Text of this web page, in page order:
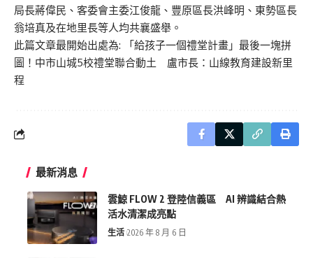
局長蔣偉民、客委會主委江俊龍、豐原區長洪峰明、東勢區長
翁培真及在地里長等人均共襄盛舉。
此篇文章最開始出處為:
「給孩子一個禮堂計畫」最後一塊拼
圖！中市山城5校禮堂聯合動土 盧市長：山線教育建設新里
程
最新消息
雲鯨 FLOW 2 登陸信義區 AI 辨識結合熱
活水清潔成亮點
生活 2026 年 8 月 6 日